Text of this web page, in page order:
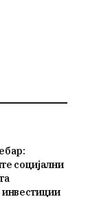
социјални